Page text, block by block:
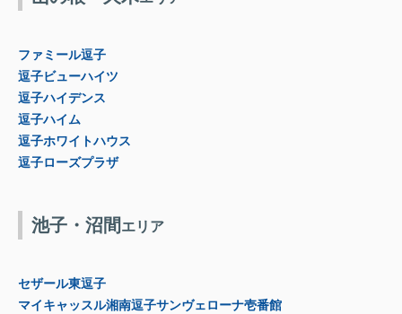
ファミール逗子
逗子ビューハイツ
逗子ハイデンス
逗子ハイム
逗子ホワイトハウス
逗子ローズプラザ
池子・沼間 エリア
セザール東逗子
マイキャッスル湘南逗子サンヴェローナ壱番館